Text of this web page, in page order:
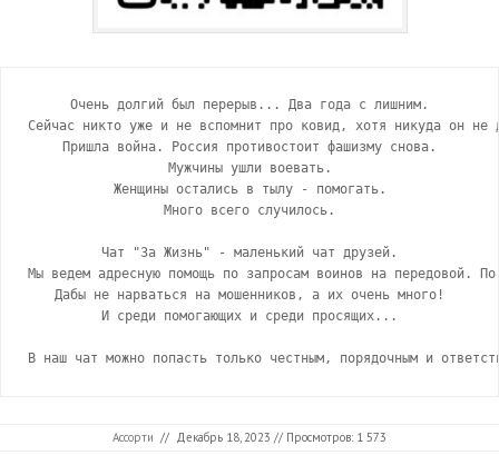
Очень долгий был перерыв... Два года с лишним.
Сейчас никто уже и не вспомнит про ковид, хотя никуда он не
Пришла война. Россия противостоит фашизму снова.
Мужчины ушли воевать.
Женщины остались в тылу - помогать.
Много всего случилось.
Чат "За Жизнь" - маленький чат друзей.
Мы ведем адресную помощь по запросам воинов на передовой.
Дабы не нарваться на мошенников, а их очень много!
И среди помогающих и среди просящих...
В наш чат можно попасть только честным, порядочным и
Ассорти // Декабрь 18, 2023 // Просмотров: 1 573